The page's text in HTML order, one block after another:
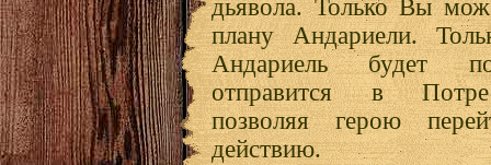
дьявола. Только Вы
плану Андариели.
Андариель будет
отправится в
позволяя герою
действию.